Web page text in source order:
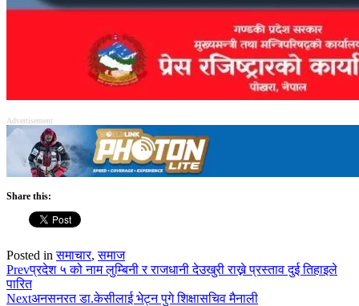
Advertisement
Share this:
Posted inसमाचार,समाज
Prevप्रदेश ५ को नाम लुम्बिनी र राजधानी देउखुरी राख्ने प्रस्ताव दुई तिहाइले
पारित
Nextअनसनरत डा.केसीलाई भेट्न पुगे शिक्षासचिव मैनाली